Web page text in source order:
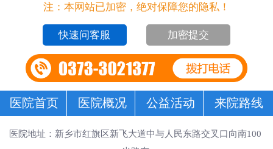
注：本网站已加密，绝对保障您的隐私！
加密提交
医院首页 医院概况 公益活动 来院路线
医院地址：新乡市红旗区新飞大道中与人民东路交叉口向南100